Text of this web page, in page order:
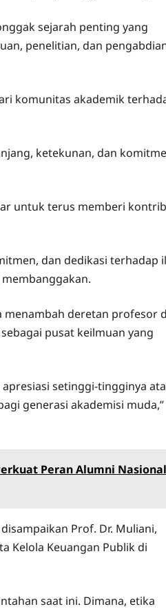
sejarah penting yang
penelitian, dan
komunitas akademik
ketekunan, dan
untuk terus memberi
dan dedikasi terhadap
menambah deretan profesor
pusat keilmuan yang
setinggi-tingginya
generasi akademisi muda,”
Peran Alumni Nasional
Prof. Dr. Muliani,
Kelola Keuangan Publik di
saat ini. Dimana, etika